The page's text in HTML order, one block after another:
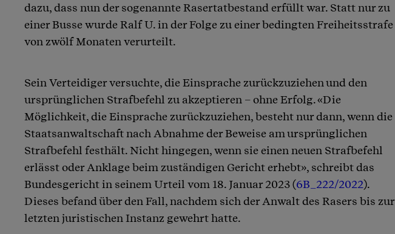
dazu, dass nun der sogenannte Rasertatbestand erfüllt war. Statt nur zu
einer Busse wurde Ralf U. in der Folge zu einer bedingten Freiheitsstrafe
von zwölf Monaten verurteilt.
Sein Verteidiger versuchte, die Einsprache zurückzuziehen und den
ursprünglichen Strafbefehl zu akzeptieren – ohne Erfolg. «Die
Möglichkeit, die Einsprache zurückzuziehen, besteht nur dann, wenn die
Staatsanwaltschaft nach Abnahme der Beweise am ursprünglichen
Strafbefehl festhält. Nicht hingegen, wenn sie einen neuen Strafbefehl
erlässt oder Anklage beim zuständigen Gericht erhebt», schreibt das
Bundesgericht in seinem Urteil vom 18. Januar 2023 (6B_222/2022).
Dieses befand über den Fall, nachdem sich der Anwalt des Rasers bis zur
letzten juristischen Instanz gewehrt hatte.